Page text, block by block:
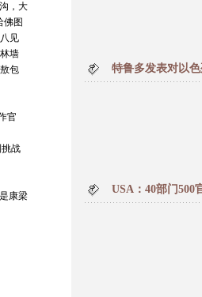
，大
佛图
见
墙
包
官
战
康梁
特鲁多发表对以
USA：40部门500